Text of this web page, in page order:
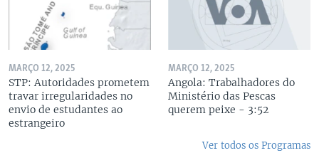
MARÇO 12, 2025
STP: Autoridades prometem
travar irregularidades no
envio de estudantes ao
estrangeiro
MARÇO 12, 2025
Angola: Trabalhadores do
Ministério das Pescas
querem peixe - 3:52
Ver todos os Programas